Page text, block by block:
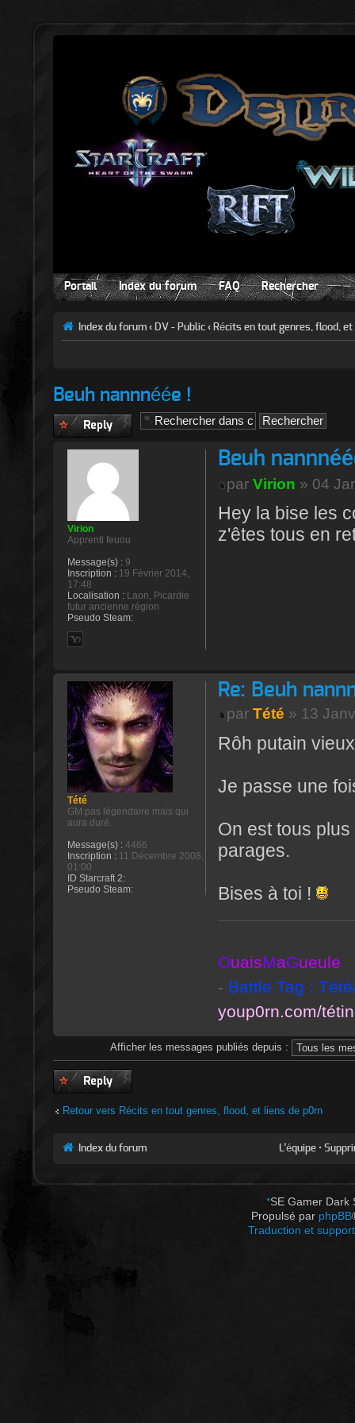
Portail Index du forum FAQ Rechercher
Index du forum ‹ DV - Public ‹ Récits en tout genres, flood,
Beuh nannnéée !
Publier une
réponse
Beuh
parVirion » 04
Hey la bise les
z'êtes tous en
Virion
Apprenti feuou
Message(s) : 9
Inscription : 19 Février 2014,
17:48
Localisation : Laon, Picardie
futur ancienne région
Pseudo Steam:
Re: Beuh
parTété » 13
Rôh putain
Je passe une
On est tous
parages.
Bises à toi !
OuaisMaGueule
- Battle Tag :
youp0rn.com/
Tété
GM pas légendaire mais qui
aura duré.
Message(s) : 4466
Inscription : 11 Décembre 2008,
01:00
ID Starcraft 2:
Pseudo Steam:
Afficher les messages publiés depuis :
Publier une
réponse
Retour vers Récits en tout genres, flood, et liens de p0rn
Index du forum L’équipe •
*SE Gamer Dark
Propulsé par phpBB
Traduction et